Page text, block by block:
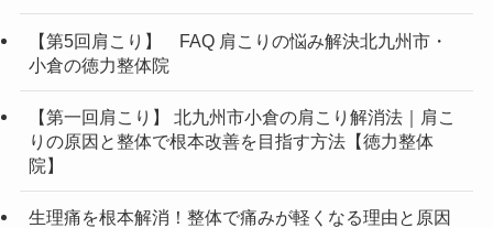
【第5回肩こり】 FAQ 肩こりの悩み解決北九州市・
小倉の徳力整体院
【第一回肩こり】 北九州市小倉の肩こり解消法｜肩こ
りの原因と整体で根本改善を目指す方法【徳力整体
院】
生理痛を根本解消！整体で痛みが軽くなる理由と原因